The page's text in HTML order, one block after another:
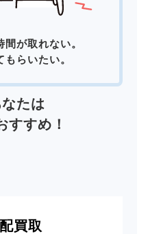
が取れない。
らいたい。
たは
すすめ！
買取